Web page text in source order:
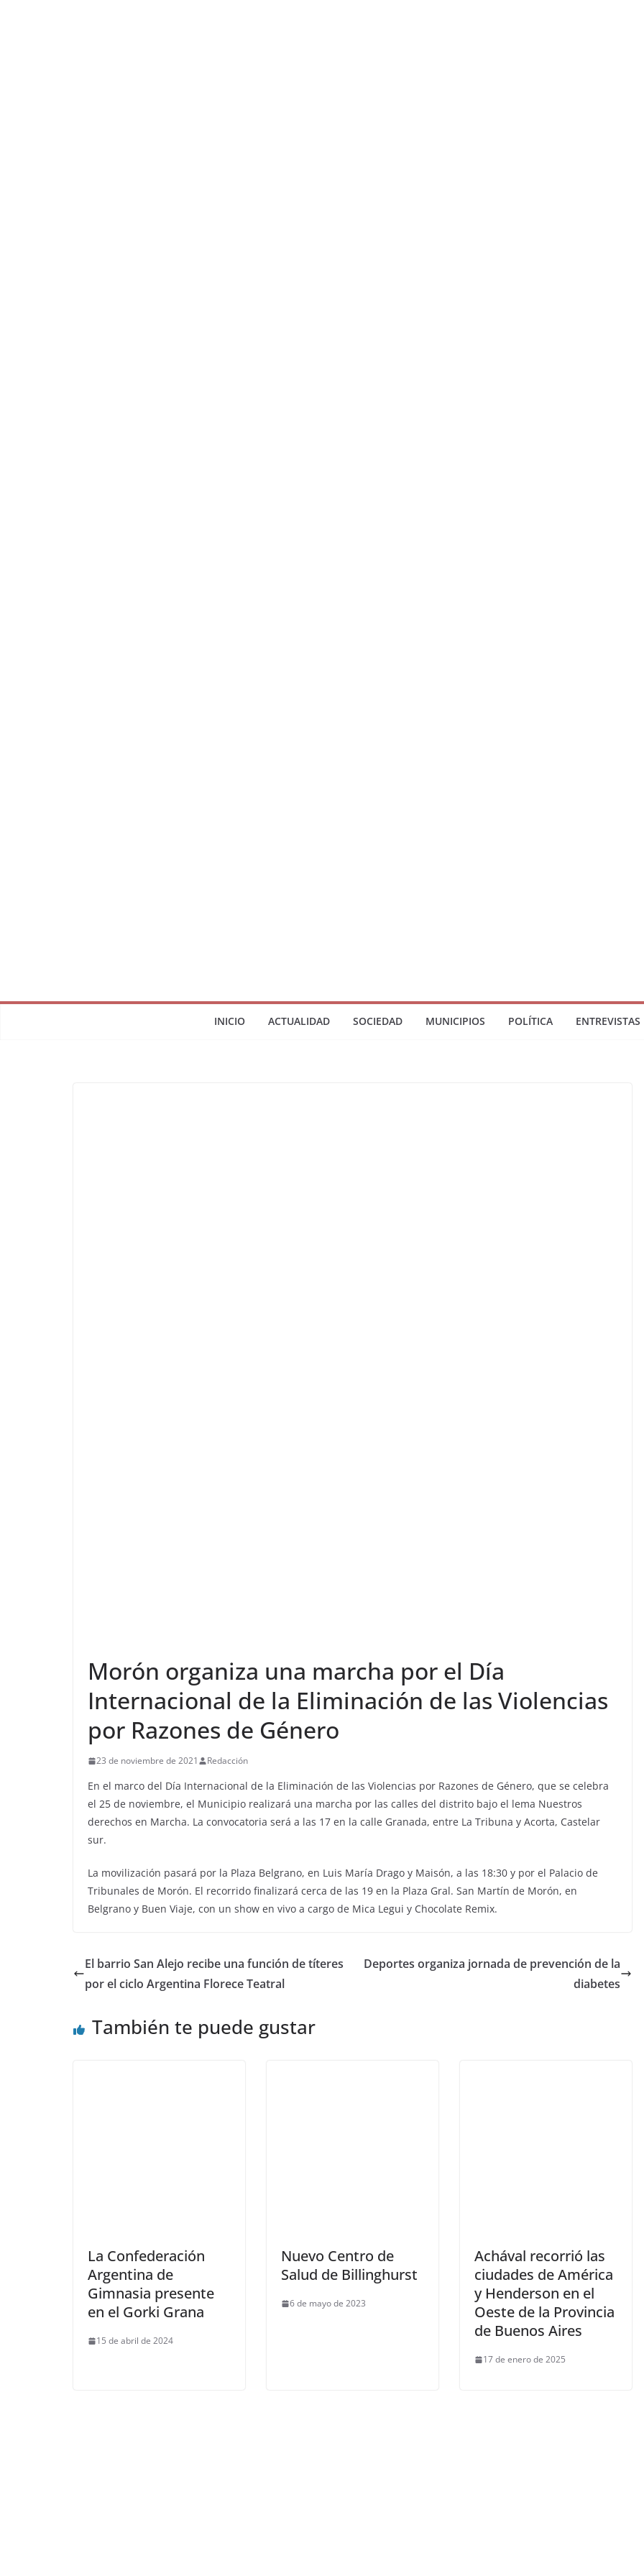
INICIO ACTUALIDAD SOCIEDAD MUNICIPIOS POLÍTICA ENTREVISTAS
Morón organiza una marcha por el Día
Internacional de la Eliminación de las Violencias
por Razones de Género
23 de noviembre de 2021 Redacción
En el marco del Día Internacional de la Eliminación de las Violencias por Razones de Género, que se celebra
el 25 de noviembre, el Municipio realizará una marcha por las calles del distrito bajo el lema Nuestros
derechos en Marcha. La convocatoria será a las 17 en la calle Granada, entre La Tribuna y Acorta, Castelar
sur.
La movilización pasará por la Plaza Belgrano, en Luis María Drago y Maisón, a las 18:30 y por el Palacio de
Tribunales de Morón. El recorrido finalizará cerca de las 19 en la Plaza Gral. San Martín de Morón, en
Belgrano y Buen Viaje, con un show en vivo a cargo de Mica Legui y Chocolate Remix.
El barrio San Alejo recibe una función de títeres
por el ciclo Argentina Florece Teatral
Deportes organiza jornada de prevención de la
diabetes
También te puede gustar
La Confederación
Argentina de
Gimnasia presente
en el Gorki Grana
15 de abril de 2024
Nuevo Centro de
Salud de Billinghurst
6 de mayo de 2023
Achával recorrió las
ciudades de América
y Henderson en el
Oeste de la Provincia
de Buenos Aires
17 de enero de 2025